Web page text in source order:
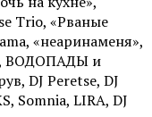
Trio, «Рваные
«неаринаменя»,
ВОДОПАДЫ и
DJ Peretse, DJ
Somnia, LIRA, DJ